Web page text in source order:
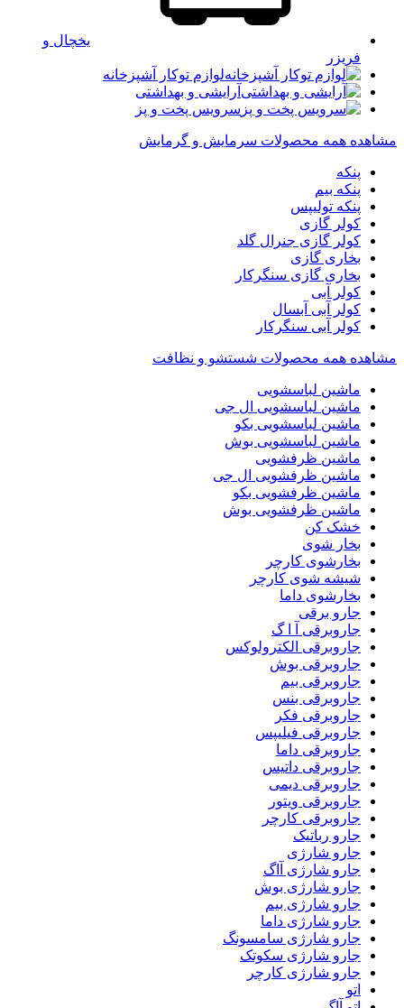
یخچال و
فریزر
لوازم توکار آشپزخانه
آرایشی و بهداشتی
سرویس پخت و پز
مشاهده همه محصولات سرمایش و گرمایش
پنکه
پنکه بیم
پنکه تولیپس
کولر گازی
کولر گازی جنرال گلد
بخاری گازی
بخاری گازی سنگرکار
کولر آبی
کولر آبی آبسال
کولر آبی سنگرکار
مشاهده همه محصولات شستشو و نظافت
ماشین لباسشویی
ماشین لباسشویی ال جی
ماشین لباسشویی بکو
ماشین لباسشویی بوش
ماشین ظرفشویی
ماشین ظرفشویی ال جی
ماشین ظرفشویی بکو
ماشین ظرفشویی بوش
خشک کن
بخار شوی
بخارشوی کارچر
شیشه شوی کارچر
بخارشوی داما
جارو برقی
جاروبرقی آ ا گ
جاروبرقی الکترولوکس
جاروبرقی بوش
جاروبرقی بیم
جاروبرقی بنس
جاروبرقی فکر
جاروبرقی فیلیپس
جاروبرقی داما
جاروبرقی داتیس
جاروبرقی دیمی
جاروبرقی ویتور
جاروبرقی کارچر
جارو رباتیک
جارو شارژی
جارو شارژی آاگ
جارو شارژی بوش
جارو شارژی بیم
جارو شارژی داما
جارو شارژی سامسونگ
جارو شارژی سکوتک
جارو شارژی کارچر
اتو